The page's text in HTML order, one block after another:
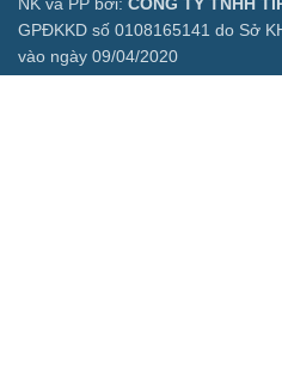
NK và PP bởi: CÔNG TY TNHH
GPĐKKD số 0108165141 do Sở
vào ngày 09/04/2020